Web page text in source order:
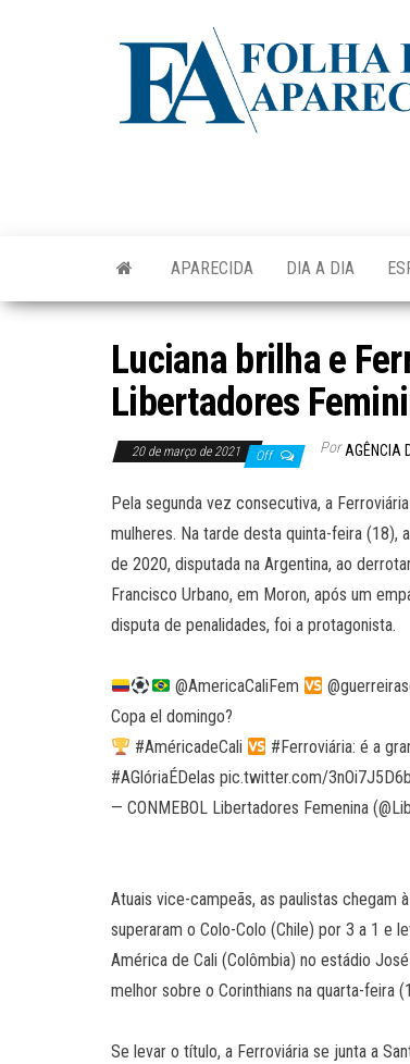
APARECIDA DIA A DIA
Luciana brilha e
Libertadores
20 de março de 2021 Off Por AGÊNCIA
Pela segunda vez consecutiva, a
mulheres. Na tarde desta quinta-feira (18),
de 2020, disputada na Argentina, ao
Francisco Urbano, em Moron, após um
disputa de penalidades, foi a protagonista.
@AmericaCaliFem
Copa el domingo?
#AméricadeCali
#Ferroviária: é a
#AGlóriaÉDelas pic.twitter.com/3nOi7J5D6b
— CONMEBOL Libertadores Femenina
Atuais vice-campeãs, as paulistas chegam
superaram o Colo-Colo (Chile) por 3 a 1 e
América de Cali (Colômbia) no estádio
melhor sobre o Corinthians na quarta-feira
Se levar o título, a Ferroviária se junta a